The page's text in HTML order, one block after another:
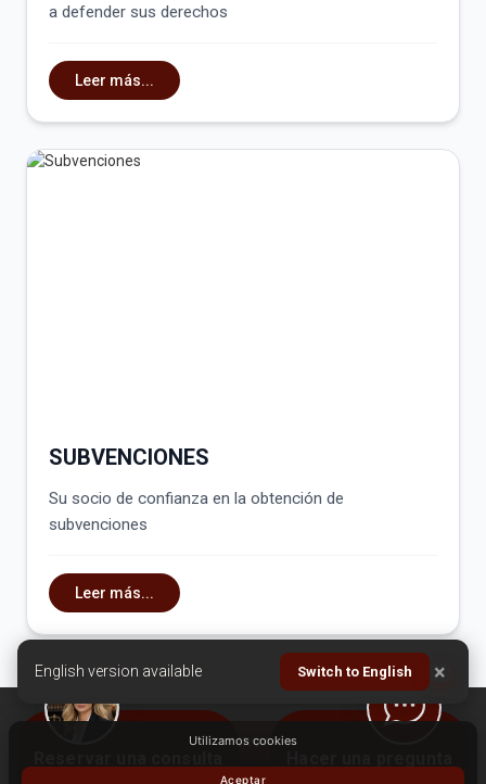
Utilizamos cookies
Aceptar
a defender sus derechos
Leer más...
SUBVENCIONES
Su socio de confianza en la obtención de
subvenciones
Leer más...
RESERVAR
Sobre nosotrosServicios
English version available Switch to English ×